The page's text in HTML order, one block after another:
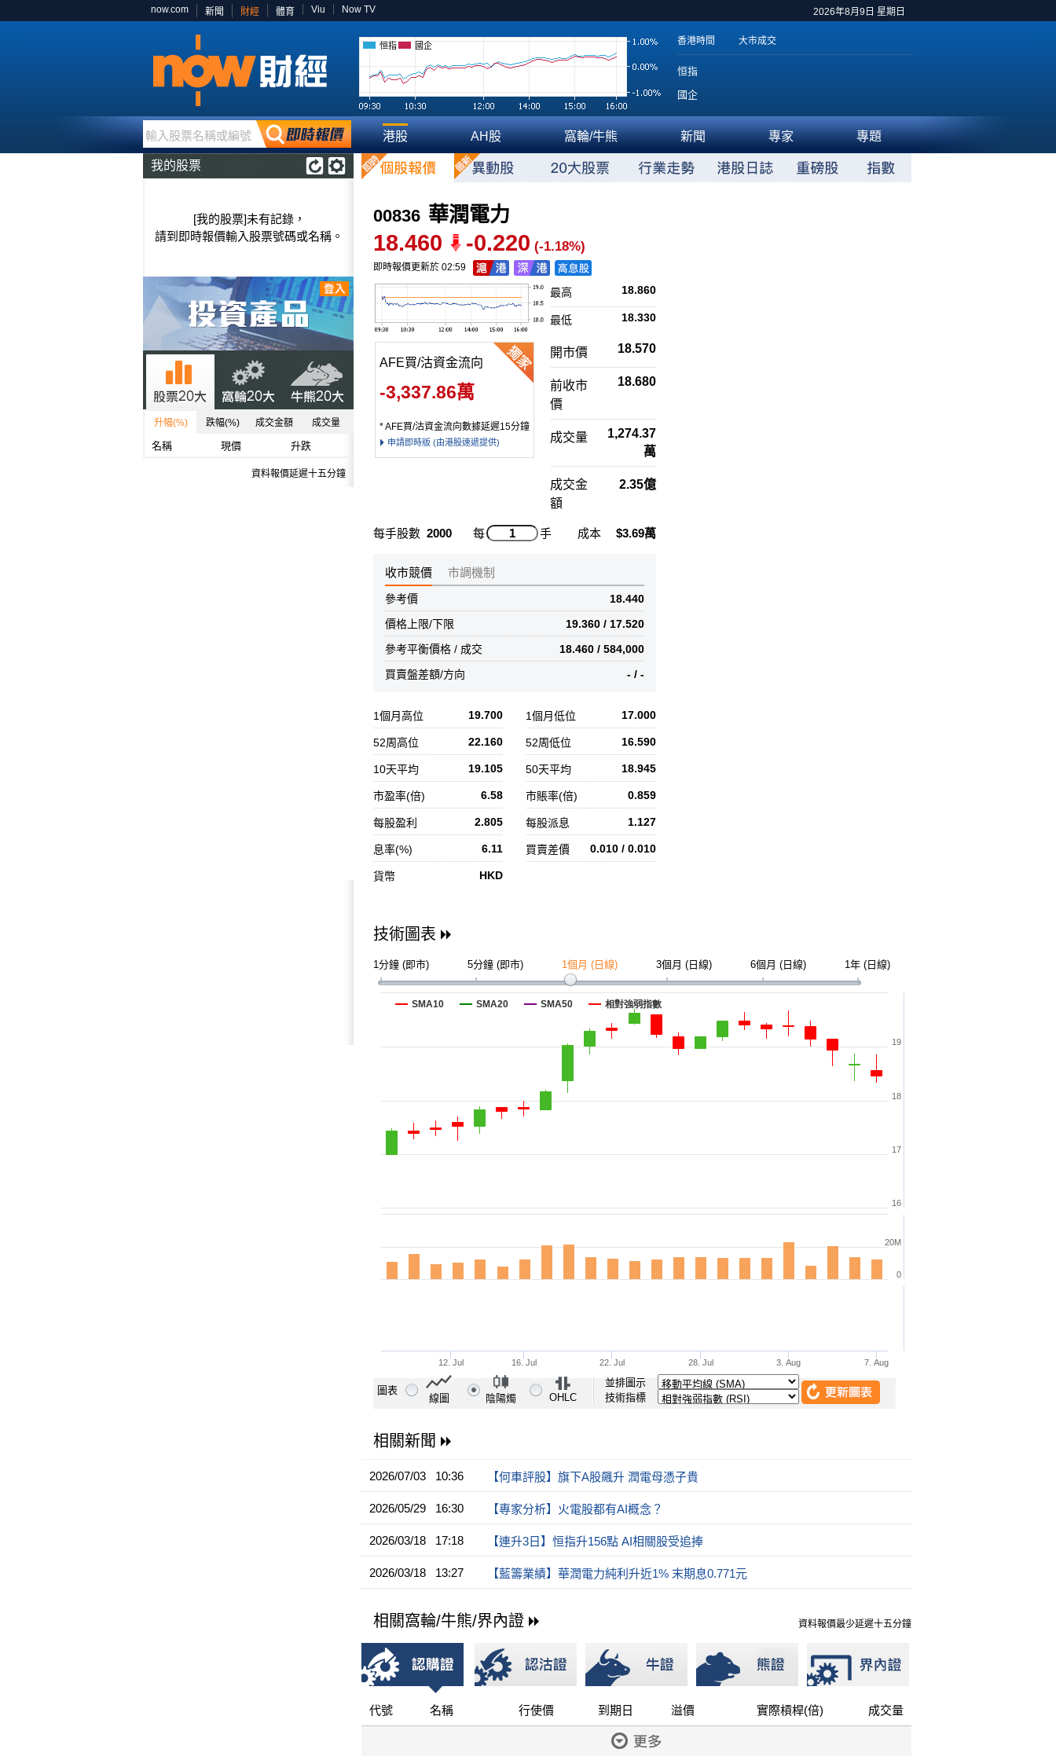
2026年8月9日 星期日
now.com 新聞 財經 體育 Viu Now TV
恒指 國企 香港時間 大市成交
恒指
國企
輸入股票名稱或編號 港股 AH股 窩輪/牛熊 新聞 專家 專題
我的股票
[我的股票]未有記錄，
請到即時報價輸入股票號碼或名稱。
升幅(%) 跌幅(%) 成交金額 成交量
名稱 現價 升跌
資料報價延遲十五分鐘
00836 華潤電力
18.460 -0.220 (-1.18%)
即時報價更新於 02:59
18.860
最高
18.330
最低
AFE買/沽資金流向
-3,337.86萬
* AFE買/沽資金流向數據延遲15分鐘
申請即時版 (由港股速遞提供)
開市價 18.570
前收市
價
18.680
成交量
1,274.37
萬
成交金
額
2.35億
每手股數 2000 每 手 成本 $3.69萬
收市競價 市調機制
18.440
參考價
19.360 / 17.520
價格上限/下限
18.460 / 584,000
參考平衡價格 / 成交
- / -
買賣盤差額/方向
1個月高位 19.700 1個月低位 17.000
52周高位 22.160 52周低位 16.590
10天平均 19.105 50天平均 18.945
市盈率(倍) 6.58 市賬率(倍) 0.859
每股盈利 2.805 每股派息 1.127
息率(%) 6.11 買賣差價 0.010 / 0.010
貨幣 HKD
技術圖表
1分鐘 (即市) 5分鐘 (即市) 1個月 (日線) 3個月 (日線) 6個月 (日線) 1年 (日線)
圖表
線圖 陰陽燭 OHLC
並排圖示
技術指標
相關新聞
2026/07/03 10:36 【何車評股】旗下A股飆升 潤電母憑子貴
2026/05/29 16:30 【專家分析】火電股都有AI概念？
2026/03/18 17:18 【連升3日】恒指升156點 AI相關股受追捧
2026/03/18 13:27 【藍籌業績】華潤電力純利升近1% 末期息0.771元
資料報價最少延遲十五分鐘
相關窩輪/牛熊/界內證
代號 名稱 行使價 到期日 溢價 實際槓桿(倍) 成交量